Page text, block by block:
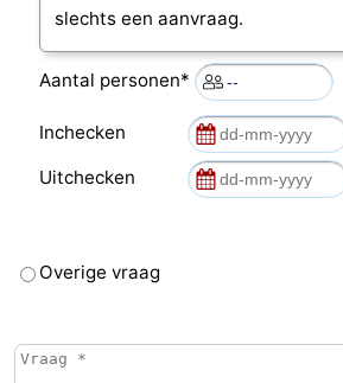
slechts een aanvraag.
Aantal personen*
Inchecken
Uitchecken
Overige vraag